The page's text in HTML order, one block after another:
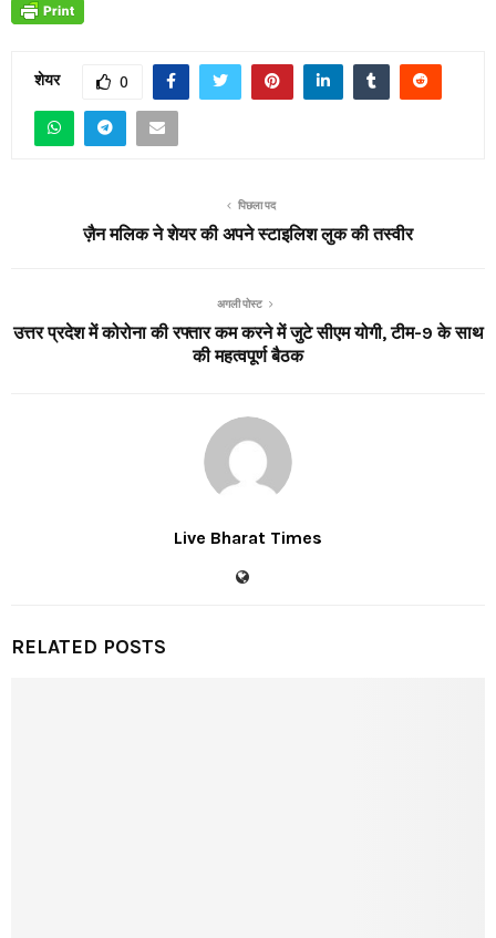
शेयर 0
पिछला पद
ज़ैन मलिक ने शेयर की अपने स्टाइलिश लुक की तस्वीर
अगली पोस्ट
उत्तर प्रदेश में कोरोना की रफ्तार कम करने में जुटे सीएम योगी, टीम-9 के साथ
की महत्वपूर्ण बैठक
Live Bharat Times
RELATED POSTS